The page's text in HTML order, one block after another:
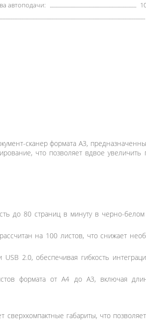
автоподачи:
сканер формата A3,
что позволяет вдвое
до 80 страниц в минуту в черно-
на 100 листов, что снижает
2.0, обеспечивая гибкость
формата от A4 до A3, включая
сверхкомпактные габариты, что